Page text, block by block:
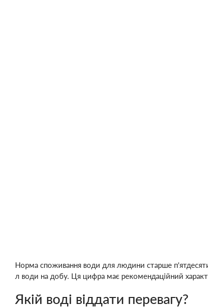
Норма споживання води для людини старше п'ятдесяти
л води на добу. Ця цифра має рекомендаційний
Якій воді віддати перевагу?